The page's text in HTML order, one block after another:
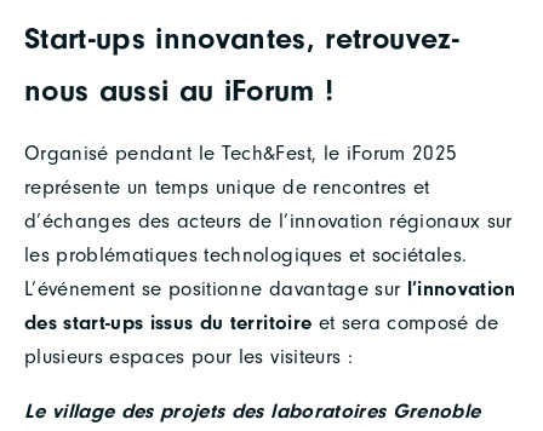
Start-ups innovantes, retrouvez-
nous aussi au iForum !
Organisé pendant le Tech&Fest, le iForum 2025
représente un temps unique de rencontres et
d’échanges des acteurs de l’innovation régionaux sur
les problématiques technologiques et sociétales.
L’événement se positionne davantage sur l’innovation
des start-ups issus du territoire et sera composé de
plusieurs espaces pour les visiteurs :
Le village des projets des laboratoires Grenoble